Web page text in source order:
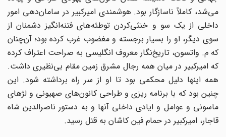
می‌شد، کاملاً ناسازگار بود. هوشمندی امیرکبیر در سامان‌دهی امور
داخلی از یک سو و خنثی‌کردن توطئه‌های فتنه‌انگیز دشمنان از
سوی دیگر، او را بسیار برجسته و مغضوب غرب کرده بود؛ آن‌چنان
که م. واتسون، تاریخ‌نگار معروف انگلیسی به صراحت اعتراف کرده
که امیرکبیر در میان همه رجال مشرق زمین مقام بی‌نظیری داشت.
همه اینها دلیل محکمی بود تا او از سر راه برداشته شود. این
چنین بود که با برنامه ریزی و طراحی کانون‌های صهیونی و لژهای
ماسونی و عوامل و ایادی داخلی آنها و به دستور ناصرالدین شاه
قاجار، امیرکبیر در حمام فین کاشان به قتل رسید.